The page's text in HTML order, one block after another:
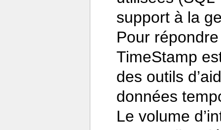
support à la
Pour
TimeStamp
des outils
données
Le volume